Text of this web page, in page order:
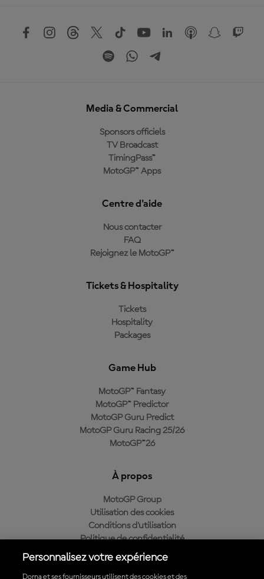
Media & Commercial
Sponsors officiels
TV Broadcast
TimingPass™
MotoGP™ Apps
Centre d'aide
Nous contacter
FAQ
Rejoignez le MotoGP™
Tickets & Hospitality
Tickets
Hospitality
Packages
Game Hub
MotoGP™ Fantasy
MotoGP™ Predictor
MotoGP Guru Predict
MotoGP Guru Racing 25/26
MotoGP™26
À propos
MotoGP Group
Utilisation des cookies
Conditions d'utilisation
Politique de confidentialité
Politique d’achat
Personnalisez votre expérience
Dorna et ses fournisseurs utilisent des cookies et des